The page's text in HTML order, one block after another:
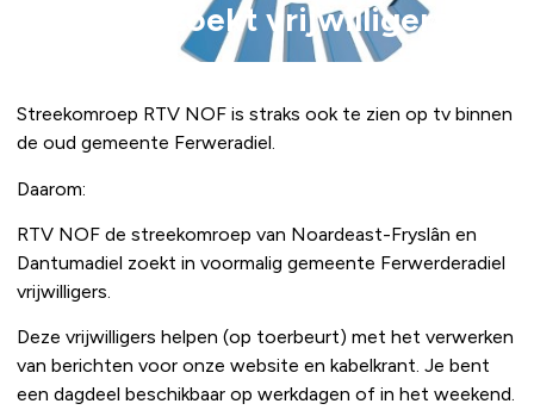
RTV NOF zoekt vrijwilligers
Streekomroep RTV NOF is straks ook te zien op tv binnen
de oud gemeente Ferweradiel.
Daarom:
RTV NOF de streekomroep van Noardeast-Fryslân en
Dantumadiel zoekt in voormalig gemeente Ferwerderadiel
vrijwilligers.
Deze vrijwilligers helpen (op toerbeurt) met het verwerken
van berichten voor onze website en kabelkrant. Je bent
een dagdeel beschikbaar op werkdagen of in het weekend.